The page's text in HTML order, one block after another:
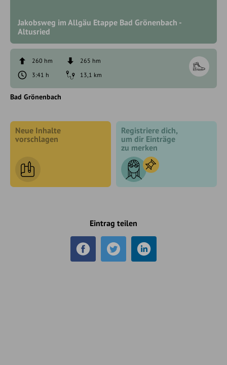
Jakobsweg im Allgäu Etappe Bad Grönenbach -
Altusried
260 hm
265 hm
3:41 h
13,1 km
Bad Grönenbach
Neue Inhalte
vorschlagen
Registriere dich,
um dir Einträge
zu merken
Eintrag teilen